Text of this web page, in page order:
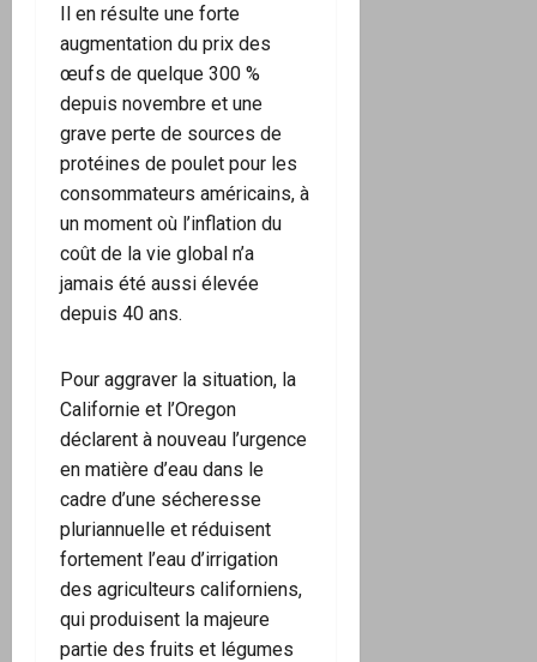
Il en résulte une forte
augmentation du prix des
œufs de quelque 300 %
depuis novembre et une
grave perte de sources de
protéines de poulet pour les
consommateurs américains, à
un moment où l’inflation du
coût de la vie global n’a
jamais été aussi élevée
depuis 40 ans.
Pour aggraver la situation, la
Californie et l’Oregon
déclarent à nouveau l’urgence
en matière d’eau dans le
cadre d’une sécheresse
pluriannuelle et réduisent
fortement l’eau d’irrigation
des agriculteurs californiens,
qui produisent la majeure
partie des fruits et légumes